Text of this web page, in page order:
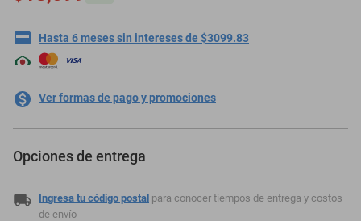
Hasta 6 meses sin intereses de $3099.83
Ver formas de pago y promociones
Opciones de entrega
Ingresa tu código postal para conocer tiempos de entrega y costos
de envío